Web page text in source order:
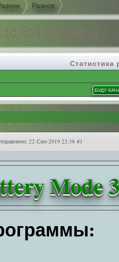
Разное
[Multi/Ru]
Статистика
22-Сен-2019 22:38 #1
Mode